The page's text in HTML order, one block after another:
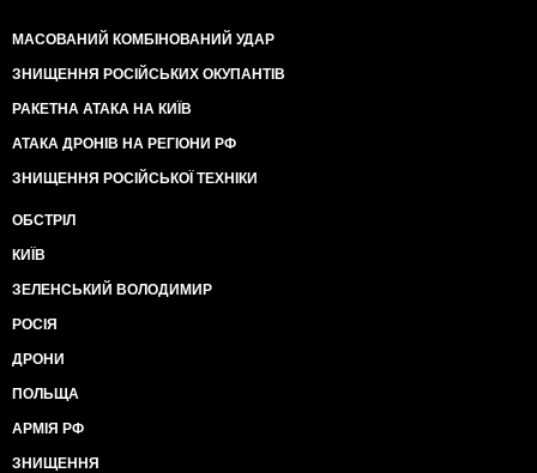
МАСОВАНИЙ КОМБІНОВАНИЙ УДАР
ЗНИЩЕННЯ РОСІЙСЬКИХ ОКУПАНТІВ
РАКЕТНА АТАКА НА КИЇВ
АТАКА ДРОНІВ НА РЕГІОНИ РФ
ЗНИЩЕННЯ РОСІЙСЬКОЇ ТЕХНІКИ
ОБСТРІЛ
КИЇВ
ЗЕЛЕНСЬКИЙ ВОЛОДИМИР
РОСІЯ
ДРОНИ
ПОЛЬЩА
АРМІЯ РФ
ЗНИЩЕННЯ